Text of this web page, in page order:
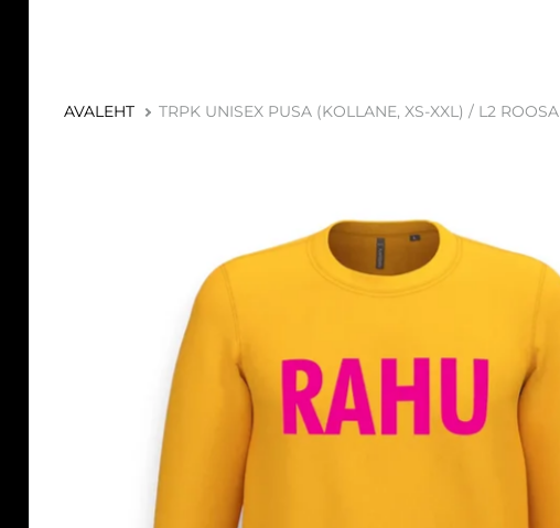
AVALEHT TRPK UNISEX PUSA (KOLLANE, XS-XXL) / L2 ROOSA